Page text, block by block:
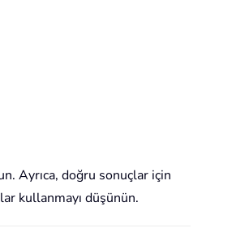
Ayrıca, doğru sonuçlar için
kullanmayı düşünün.